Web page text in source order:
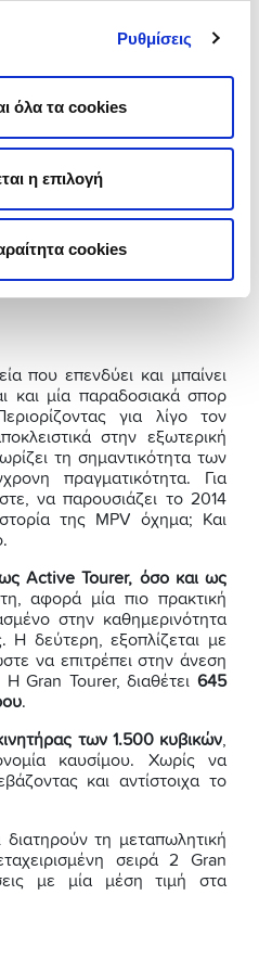
Ρυθμίσεις
όλα τα cookies
η επιλογή
cookies
αυτοκινήτων, το
του.
2 Gran Tourer
που επενδύει και μπαίνει
και μία παραδοσιακά σπορ
για λίγο τον
στην εξωτερική
τη σημαντικότητα των
πραγματικότητα. Για
να παρουσιάζει το 2014
της MPV όχημα; Και
Active Tourer, όσο και ως
αφορά μία πιο πρακτική
στην καθημερινότητα
Η δεύτερη, εξοπλίζεται με
να επιτρέπει στην άνεση
Gran Tourer, διαθέτει 645
.
των 1.500 κυβικών,
καυσίμου. Χωρίς να
και αντίστοιχα το
τη μεταπωλητική
σειρά 2 Gran
με μία μέση τιμή στα